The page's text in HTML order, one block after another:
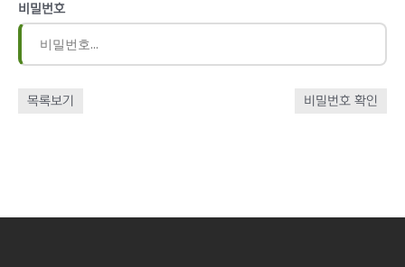
비밀번호
목록보기 비밀번호 확인